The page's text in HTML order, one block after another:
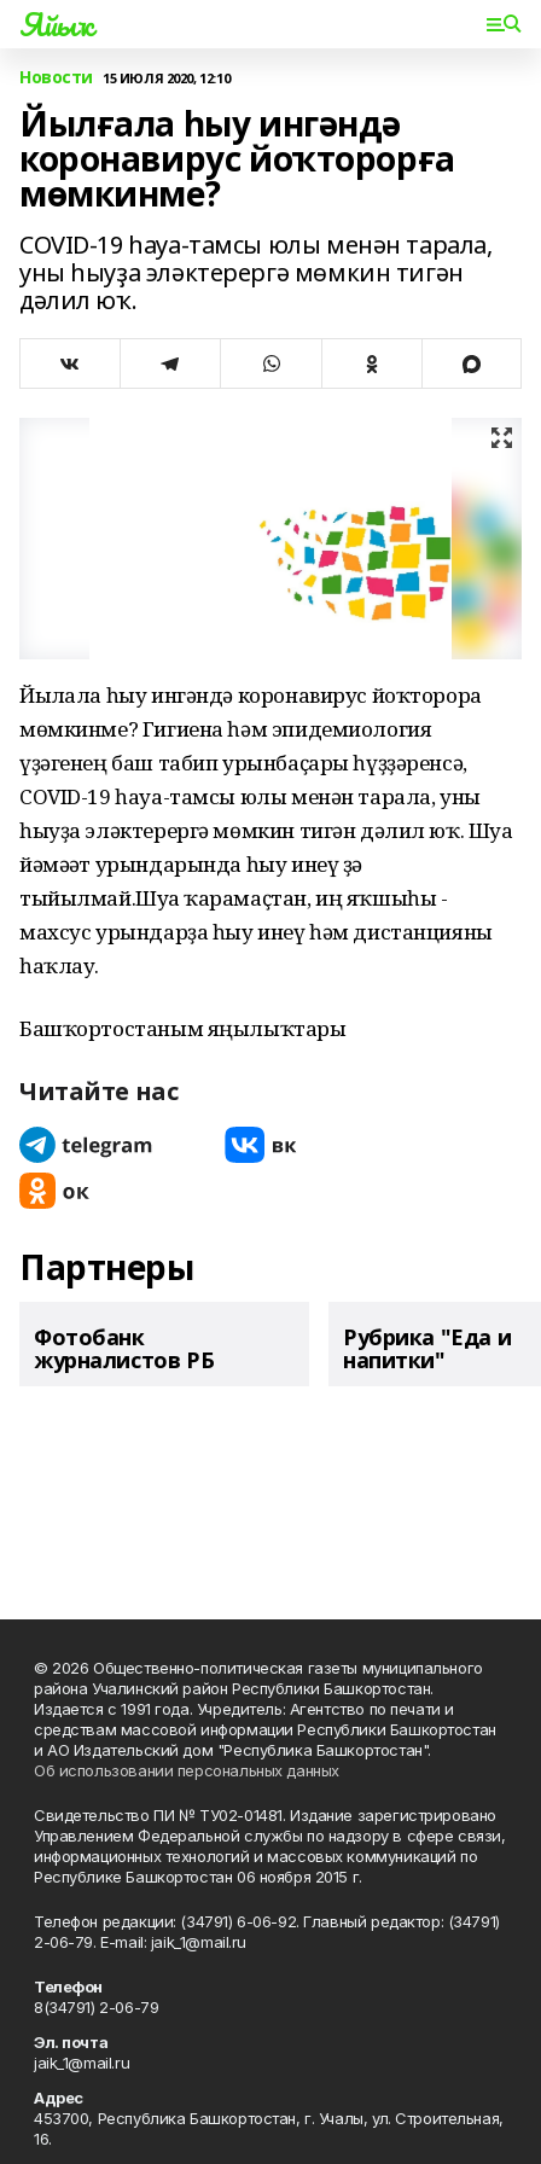
Яйыҡ
Новости 15 ИЮЛЯ 2020, 12:10
Йылғала һыу ингәндә
коронавирус йоҡторорға
мөмкинме?
COVID-19 һауа-тамсы юлы менән тарала,
уны һыуҙа эләктерергә мөмкин тигән
дәлил юҡ.
Йылғала һыу ингәндә коронавирус йоҡторорға
мөмкинме? Гигиена һәм эпидемиология
үҙәгенең баш табип урынбаҫары һүҙҙәренсә,
COVID-19 һауа-тамсы юлы менән тарала, уны
һыуҙа эләктерергә мөмкин тигән дәлил юҡ. Шуға
йәмәғәт урындарында һыу инеү ҙә
тыйылмай.Шуға ҡарамаҫтан, иң яҡшыһы -
махсус урындарҙа һыу инеү һәм дистанцияны
һаҡлау.
Башҡортостаным яңылыҡтары
Читайте нас
Партнеры
Фотобанк
журналистов РБ
Рубрика "Еда и
напитки"
© 2026 Общественно-политическая газеты муниципального
района Учалинский район Республики Башкортостан.
Издается с 1991 года. Учредитель: Агентство по печати и
средствам массовой информации Республики Башкортостан
и АО Издательский дом "Республика Башкортостан".
Об использовании персональных данных
Свидетельство ПИ № ТУ02-01481. Издание зарегистрировано
Управлением Федеральной службы по надзору в сфере связи,
информационных технологий и массовых коммуникаций по
Республике Башкортостан 06 ноября 2015 г.
Телефон редакции: (34791) 6-06-92. Главный редактор: (34791)
2-06-79. Е-mаil: jaik_1@mail.ru
Телефон
8(34791) 2-06-79
Эл. почта
jaik_1@mail.ru
Адрес
453700, Республика Башкортостан, г. Учалы, ул. Строительная,
16.